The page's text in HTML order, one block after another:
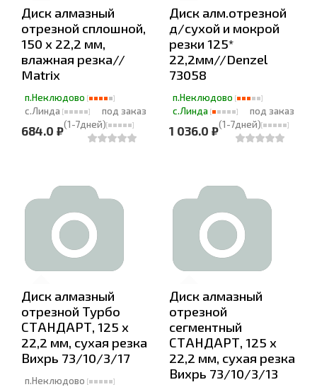
Диск алмазный
отрезной сплошной,
150 х 22,2 мм,
влажная резка//
Matrix
п.Неклюдово
с.Линда
под заказ
(1-7дней)
684.0 ₽
Диск алм.отрезной
д/сухой и мокрой
резки 125*
22,2мм//Denzel
73058
п.Неклюдово
с.Линда
под заказ
(1-7дней)
1 036.0 ₽
Диск алмазный
отрезной Турбо
СТАНДАРТ, 125 х
22,2 мм, сухая резка
Вихрь 73/10/3/17
п.Неклюдово
Диск алмазный
отрезной
сегментный
СТАНДАРТ, 125 х
22,2 мм, сухая резка
Вихрь 73/10/3/13